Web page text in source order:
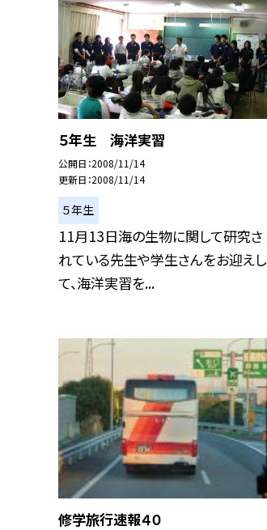
５年生 海洋実習
公開日 2008/11/14
更新日 2008/11/14
５年生
11月13日海の生物に関して研究さ
れている先生や学生さんをお迎えし
て、海洋実習を...
修学旅行速報４０